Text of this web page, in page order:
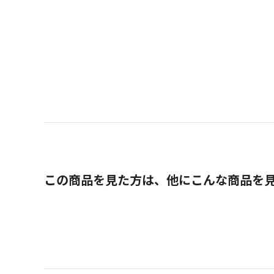
この商品を見た方は、他にこんな商品を